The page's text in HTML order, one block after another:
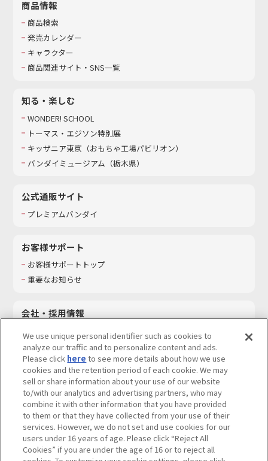
商品情報
商品検索
発売カレンダー
キャラクター
商品関連サイト・SNS一覧
知る・楽しむ
WONDER! SCHOOL
トーマス・エジソン特別展
キッザニア東京（おもちゃ工場パビリオン）​
バンダイミュージアム（栃木県）
公式通販サイト
プレミアムバンダイ
お客様サポート
お客様サポートトップ
重要なお知らせ
会社・採用情報
採用情報
サステナビリティ
お問い合わせ
ウェブサイトご利用条件 ソーシャルメディアポリシー
個人情報及び特定個人情報等の取り扱いに関する保護方針
We use unique personal identifier such as cookies to
analyze our traffic and to personalize content and ads.
Please click here to see more details about how we use
cookies and the retention period of each cookie. We may
sell or share information about your use of our website
to/with our analytics and advertising partners, who may
combine it with other information that you have provided
to them or that they have collected from your use of their
services. However, we do not set and use cookies for our
users under 16 years of age. Please click “Reject All
Cookies” if you are under the age of 16 or to reject all